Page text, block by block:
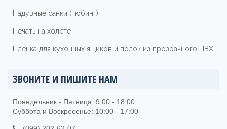
Надувные санки (тюбинг)
Печать на холсте
Пленка для кухонных ящиков и полок из прозрачного ПВХ
ЗВОНИТЕ И ПИШИТЕ НАМ
Понедельник - Пятница: 9:00 - 18:00
Суббота и Воскресенье: 10:00 - 17:00